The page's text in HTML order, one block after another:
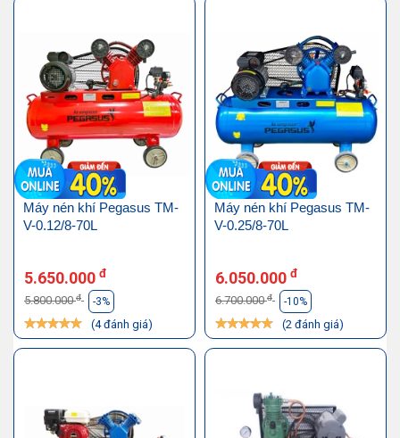
Máy nén khí Pegasus TM-
V-0.12/8-70L
5.650.000 đ
5.800.000đ -3%
(4 đánh giá)
Máy nén khí Pegasus TM-
V-0.25/8-70L
6.050.000 đ
6.700.000đ -10%
(2 đánh giá)